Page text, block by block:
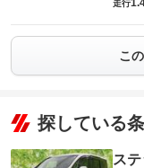
走行
こ
探している
ス